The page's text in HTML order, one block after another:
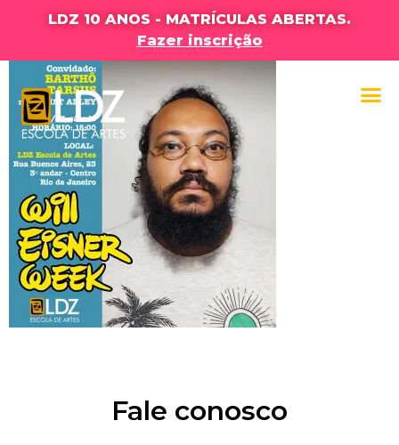
LDZ 10 ANOS - MATRÍCULAS ABERTAS.
Fazer inscrição
Fale conosco